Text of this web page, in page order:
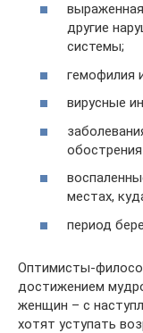
другие
системы;
гемофилия
вирусные
местах,
период
Оптимисты-
достижением
женщин – с
хотят уступать